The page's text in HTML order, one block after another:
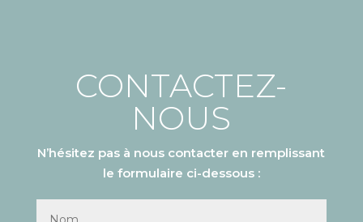
CONTACTEZ-
NOUS
N’hésitez pas à nous contacter en remplissant
le formulaire ci-dessous :